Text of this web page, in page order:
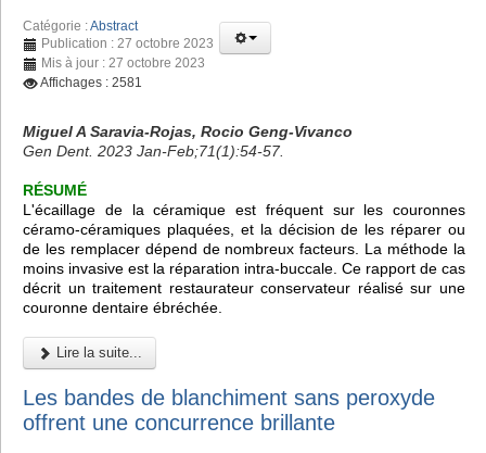
Catégorie :Abstract
Publication : 27 octobre 2023
Mis à jour : 27 octobre 2023
Affichages : 2581
Miguel A Saravia-Rojas, Rocio Geng-Vivanco
Gen Dent. 2023 Jan-Feb;71(1):54-57.
RÉSUMÉ
L'écaillage de la céramique est fréquent sur les couronnes
céramo-céramiques plaquées, et la décision de les réparer ou
de les remplacer dépend de nombreux facteurs. La méthode la
moins invasive est la réparation intra-buccale. Ce rapport de cas
décrit un traitement restaurateur conservateur réalisé sur une
couronne dentaire ébréchée.
Lire la suite...
Les bandes de blanchiment sans peroxyde
offrent une concurrence brillante